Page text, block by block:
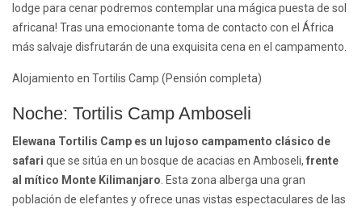
lodge para cenar podremos contemplar una mágica puesta de sol
africana! Tras una emocionante toma de contacto con el África
más salvaje disfrutarán de una exquisita cena en el campamento.
Alojamiento en Tortilis Camp (Pensión completa)
Noche: Tortilis Camp Amboseli
Elewana Tortilis Camp es un lujoso campamento clásico de
safari que se sitúa en un bosque de acacias en Amboseli, frente
al mítico Monte Kilimanjaro. Esta zona alberga una gran
población de elefantes y ofrece unas vistas espectaculares de las